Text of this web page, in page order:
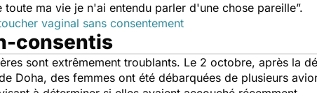
toute ma vie je n'ai entendu parler d'une chose pareille”.
vaginal sans consentement
consentis
sont extrêmement troublants. Le 2 octobre, après la
Doha, des femmes ont été débarquées de plusieurs